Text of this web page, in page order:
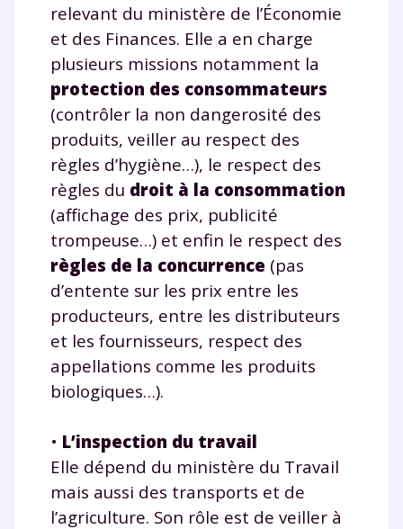
relevant du ministère de l’Économie
et des Finances. Elle a en charge
plusieurs missions notamment la
protection des consommateurs
(contrôler la non dangerosité des
produits, veiller au respect des
règles d’hygiène…), le respect des
règles du droit à la consommation
(affichage des prix, publicité
trompeuse…) et enfin le respect des
règles de la concurrence (pas
d’entente sur les prix entre les
producteurs, entre les distributeurs
et les fournisseurs, respect des
appellations comme les produits
biologiques…).
• L’inspection du travail
Elle dépend du ministère du Travail
mais aussi des transports et de
l’agriculture. Son rôle est de veiller à